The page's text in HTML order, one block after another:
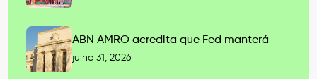
ABN AMRO acredita que Fed manterá
julho 31, 2026